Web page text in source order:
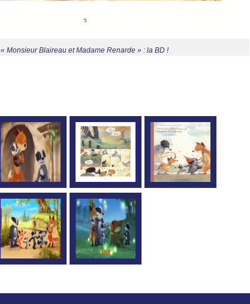
« Monsieur Blaireau et Madame Renarde » : la BD !